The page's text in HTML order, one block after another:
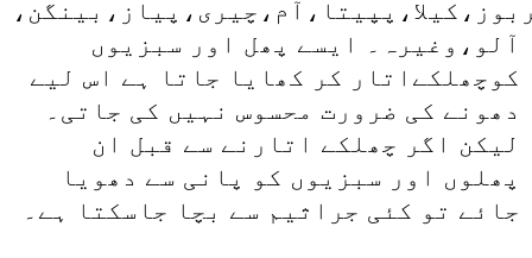
آلو،وغیرہ۔ ایسے پھل اور سبزیوں
کوچھلکےاتار کر کھایا جاتا ہے اس لیے
دھونے کی ضرورت محسوس نہیں کی جاتی۔
لیکن اگر چھلکے اتارنے سے قبل ان
پھلوں اور سبزیوں کو پانی سے دھویا
جائے تو کئی جراثیم سے بچا جاسکتا ہے۔